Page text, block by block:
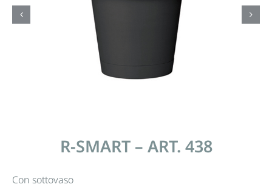
R-SMART – ART. 438
Con sottovaso